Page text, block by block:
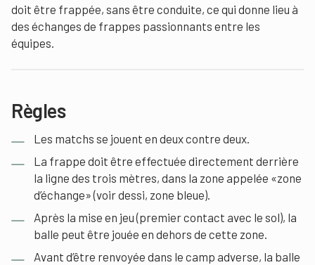
doit être frappée, sans être conduite, ce qui donne lieu à
des échanges de frappes passionnants entre les
équipes.
Règles
Les matchs se jouent en deux contre deux.
La frappe doit être effectuée directement derrière
la ligne des trois mètres, dans la zone appelée «zone
d’échange» (voir dessi, zone bleue).
Après la mise en jeu (premier contact avec le sol), la
balle peut être jouée en dehors de cette zone.
Avant d’être renvoyée dans le camp adverse, la balle